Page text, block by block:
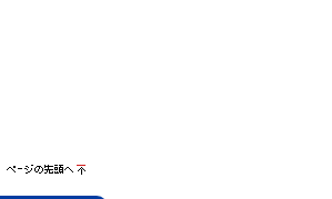
者と、地